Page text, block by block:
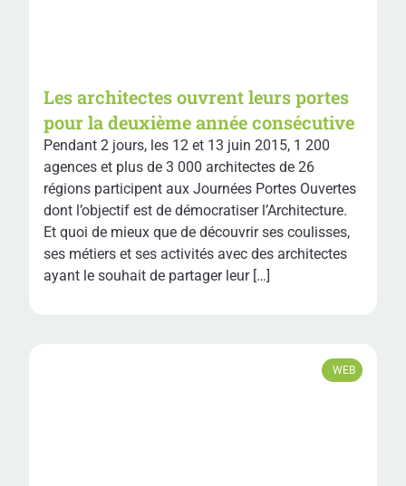
Les architectes ouvrent leurs portes
pour la deuxième année consécutive
Pendant 2 jours, les 12 et 13 juin 2015, 1 200
agences et plus de 3 000 architectes de 26
régions participent aux Journées Portes Ouvertes
dont l’objectif est de démocratiser l’Architecture.
Et quoi de mieux que de découvrir ses coulisses,
ses métiers et ses activités avec des architectes
ayant le souhait de partager leur […]
WEB